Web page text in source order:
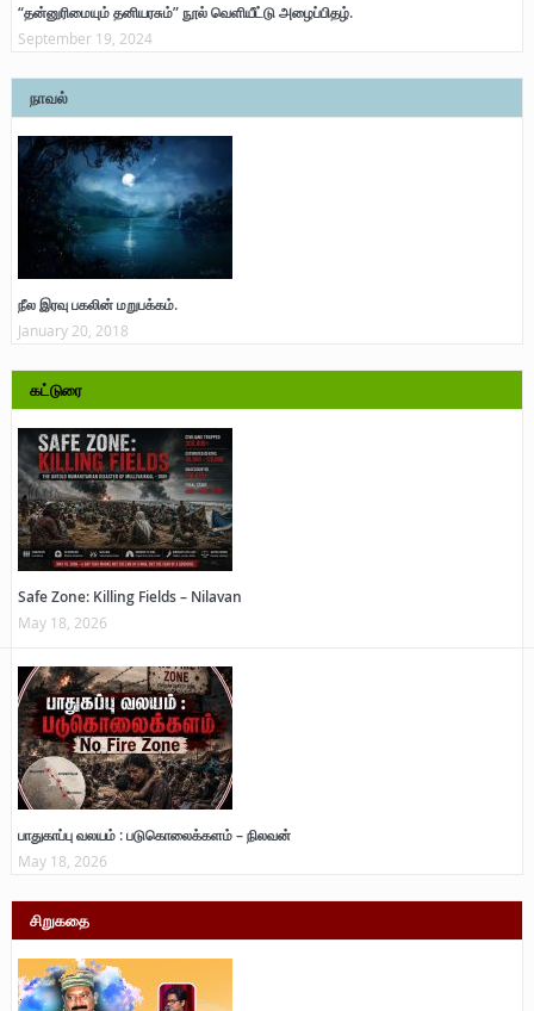
“தன்னுரிமையும் தனியரசும்” நூல் வெளியீட்டு அழைப்பிதழ்.
September 19, 2024
நாவல்
நீல இரவு பகலின் மறுபக்கம்.
January 20, 2018
கட்டுரை
Safe Zone: Killing Fields – Nilavan
May 18, 2026
பாதுகாப்பு வலயம் : படுகொலைக்களம் – நிலவன்
May 18, 2026
சிறுகதை